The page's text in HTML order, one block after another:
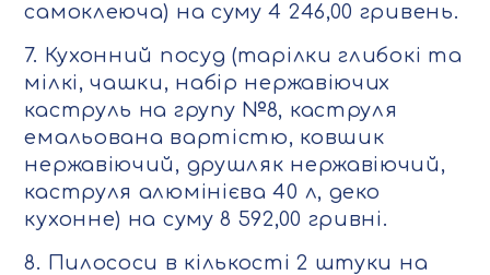
самоклеюча) на суму 4 246,00 гривень.
7. Кухонний посуд (тарілки глибокі та
мілкі, чашки, набір нержавіючих
каструль на групу №8, каструля
емальована вартістю, ковшик
нержавіючий, друшляк нержавіючий,
каструля алюмінієва 40 л, деко
кухонне) на суму 8 592,00 гривні.
8. Пилососи в кількості 2 штуки на